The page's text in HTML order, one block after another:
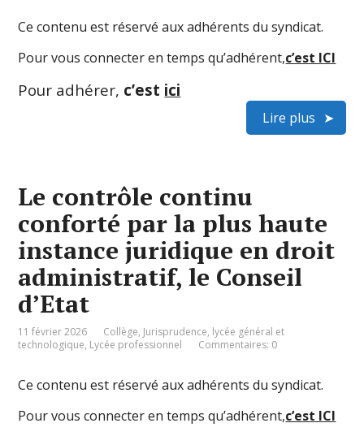
Ce contenu est réservé aux adhérents du syndicat.
Pour vous connecter en temps qu’adhérent,c’est ICI
Pour adhérer, c’est ici
Lire plus
Le contrôle continu
conforté par la plus haute
instance juridique en droit
administratif, le Conseil
d’Etat
11 février 2026 Collège, Jurisprudence, lycée général et
technologique, Lycée professionnel Commentaires: 0
Ce contenu est réservé aux adhérents du syndicat.
Pour vous connecter en temps qu’adhérent,c’est ICI